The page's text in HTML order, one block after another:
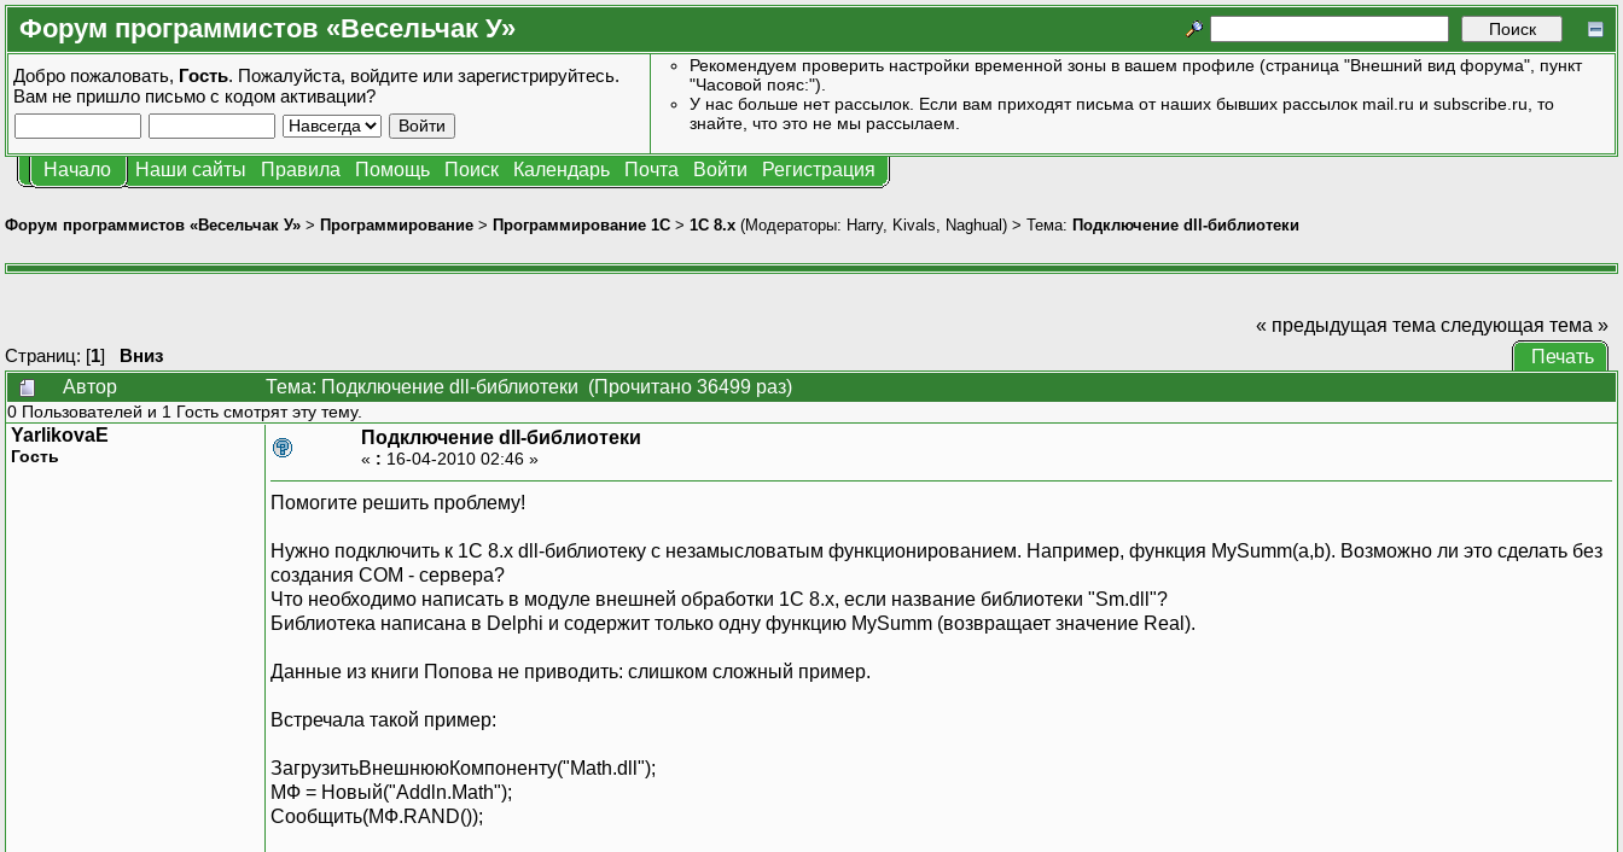
Форум программистов «Весельчак У»
Добро пожаловать, Гость. Пожалуйста, войдите или зарегистрируйтесь.
Вам не пришло письмо с кодом активации?
Рекомендуем проверить настройки временной зоны в вашем профиле (страница "Внешний вид форума", пункт
"Часовой пояс:").
У нас больше нет рассылок. Если вам приходят письма от наших бывших рассылок mail.ru и subscribe.ru, то
знайте, что это не мы рассылаем.
Начало Наши сайты Правила Помощь Поиск Календарь Почта Войти Регистрация
Форум программистов «Весельчак У» > Программирование > Программирование 1С > 1С 8.x (Модераторы: Harry, Kivals Naghual) > Тема: Подключение dll-библиотеки
Страниц: [1] Вниз
« предыдущая тема следующая тема »
Печать
Автор
Тема: Подключение dll-библиотеки (Прочитано 36499 раз)
0 Пользователей и 1 Гость смотрят эту тему.
YarlikovaE
Гость
Подключение dll-библиотеки
« : 16-04-2010 02:46 »
Помогите решить проблему!
Нужно подключить к 1С 8.х dll-библиотеку с незамысловатым функционированием. Например, функция MySumm(a,b). Возможно ли это сделать без
создания COM - сервера?
Что необходимо написать в модуле внешней обработки 1С 8.х, если название библиотеки "Sm.dll"?
Библиотека написана в Delphi и содержит только одну функцию MySumm (возвращает значение Real).
Данные из книги Попова не приводить: слишком сложный пример.
Встречала такой пример:
ЗагрузитьВнешнююКомпоненту("Math.dll");
МФ = Новый("Addln.Math");
Сообщить(МФ.RAND());